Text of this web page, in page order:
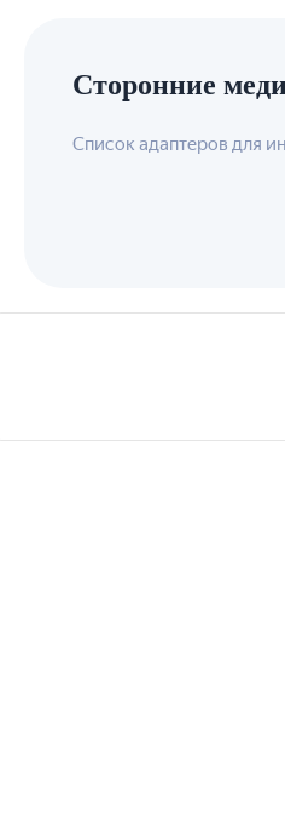
Сторонние
Список адаптеров для